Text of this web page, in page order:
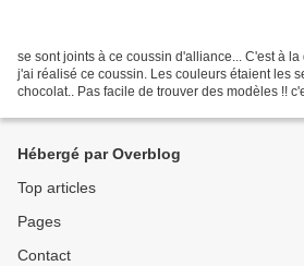
se sont joints à ce coussin d'alliance... C'est à
j'ai réalisé ce coussin. Les couleurs étaient les
chocolat.. Pas facile de trouver des modèles !!
Hébergé par Overblog
Top articles
Pages
Contact